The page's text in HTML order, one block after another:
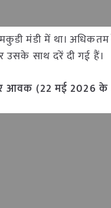
मंडी में था।
उसके साथ दरें दी गई हैं।
आवक (22 मई 2026 के